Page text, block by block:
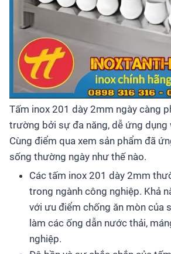
Tấm inox 201 dày 2mm ngày càng
trường bởi sự đa năng, dễ ứng dụng
Cùng điểm qua xem sản phẩm đã
sống thường ngày như thế nào.
Các tấm inox 201 dày 2mm
trong ngành công nghiệp. Khả
với ưu điểm chống ăn mòn của
làm các ống dẫn nước thải,
nghiệp.